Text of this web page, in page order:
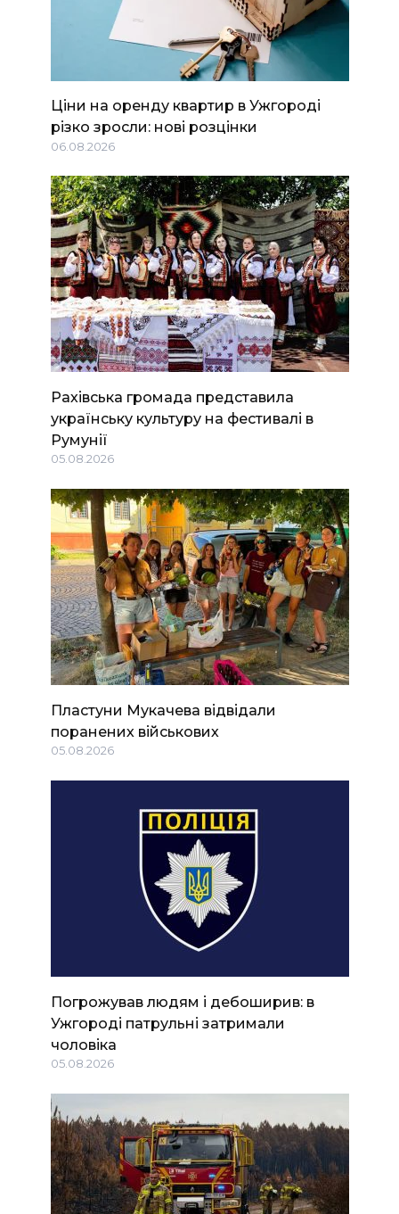
Ціни на оренду квартир в Ужгороді
різко зросли: нові розцінки
06.08.2026
Рахівська громада представила
українську культуру на фестивалі в
Румунії
05.08.2026
Пластуни Мукачева відвідали
поранених військових
05.08.2026
Погрожував людям і дебоширив: в
Ужгороді патрульні затримали
чоловіка
05.08.2026